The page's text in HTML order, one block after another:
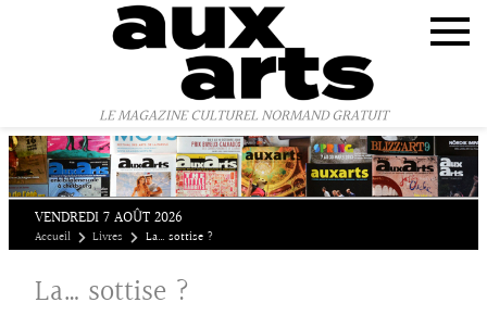
LE MAGAZINE CULTUREL NORMAND GRATUIT
VENDREDI 7 AOÛT 2026
Accueil Livres La… sottise ?
La… sottise ?
Panneau de gestion des cookies